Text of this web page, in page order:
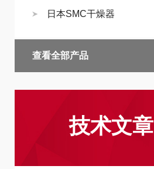
日本SMC干燥器
查看全部产品
技术文章